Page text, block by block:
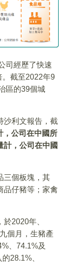
司經歷了快速
。截至2022年9
區的39個城
沙利文報告，截
，公司在中國所
計，公司在中國
三個板塊，其
品仔豬等；家禽
2020年、
個月，生豬產
、74.1%及
28.1%、